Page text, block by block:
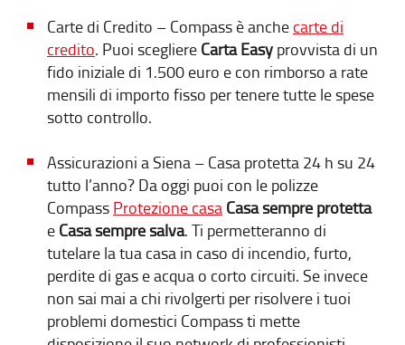
Carte di Credito – Compass è anche carte di
credito. Puoi scegliere Carta Easy provvista di un
fido iniziale di 1.500 euro e con rimborso a rate
mensili di importo fisso per tenere tutte le spese
sotto controllo.
Assicurazioni a Siena – Casa protetta 24 h su 24
tutto l’anno? Da oggi puoi con le polizze
Compass Protezione casa Casa sempre protetta
e Casa sempre salva. Ti permetteranno di
tutelare la tua casa in caso di incendio, furto,
perdite di gas e acqua o corto circuiti. Se invece
non sai mai a chi rivolgerti per risolvere i tuoi
problemi domestici Compass ti mette